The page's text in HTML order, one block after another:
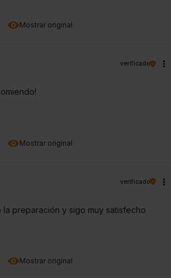
Mostrar original
Mostrar original
verificado
Mostrar original
verificado
la preparación y sigo muy satisfecho